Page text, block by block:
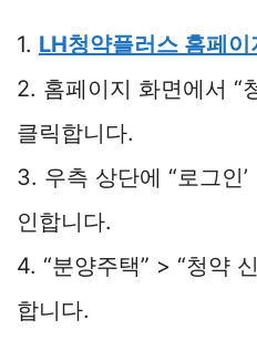
1. LH청약플러스 홈페이
2. 홈페이지 화면에서 “
클릭합니다.
3. 우측 상단에 “로그인
인합니다.
4. “분양주택” > “청약
합니다.